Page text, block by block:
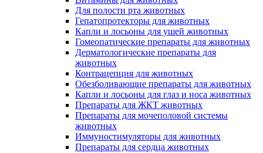
Для полости рта животных
Гепатопротекторы для животных
Капли и лосьоны для ушей животных
Гомеопатические препараты для животных
Дерматологические препараты для
животных
Контрацепция для животных
Обезболивающие препараты для животных
Капли и лосьоны для глаз и носа животных
Препараты для ЖКТ животных
Препараты для мочеполовой системы
животных
Иммуностимуляторы для животных
Препараты для сердца животных